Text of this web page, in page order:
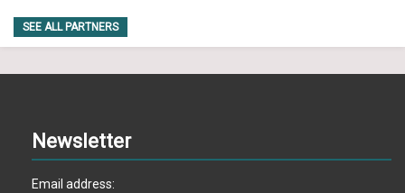
SEE ALL PARTNERS
Newsletter
Email address: